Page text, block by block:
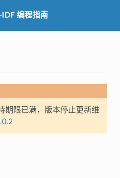
IDF 编程指南
期限已满，版本停止更新维